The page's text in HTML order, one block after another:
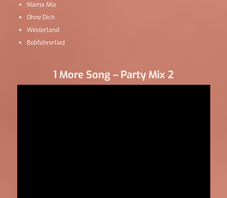
Mama Mia
Ohne Dich
Westerland
Bobfahrerlied
1 More Song – Party Mix 2